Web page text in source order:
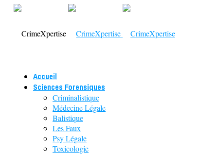
Accueil
Sciences Forensiques
Criminalistique
Médecine Légale
Balistique
Les Faux
Psy Légale
Toxicologie